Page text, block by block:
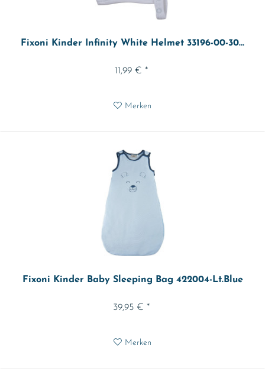
Fixoni Kinder Infinity White Helmet 33196-00-30...
11,99 € *
Merken
Fixoni Kinder Baby Sleeping Bag 422004-Lt.Blue
39,95 € *
Merken